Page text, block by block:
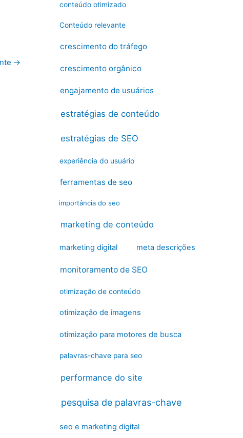
→
conteúdo otimizado
Conteúdo relevante
crescimento do tráfego
crescimento orgânico
engajamento de usuários
estratégias de conteúdo
estratégias de SEO
experiência do usuário
ferramentas de seo
importância do seo
marketing de conteúdo
marketing digital meta descrições
monitoramento de SEO
otimização de conteúdo
otimização de imagens
otimização para motores de busca
palavras-chave para seo
performance do site
pesquisa de palavras-chave
seo e marketing digital